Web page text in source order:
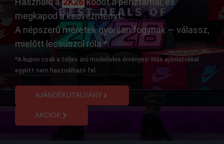
megkapod a kedvezményt.
A népszerű méretek gyorsan fogynak — válassz,
mielőtt lecsúszol róla.*
*A kupon csak a teljes árú modellekre érvényes! Más ajánlatokkal
együtt nem használható fel.
AJÁNDÉKUTALVÁNY
AKCIÓK